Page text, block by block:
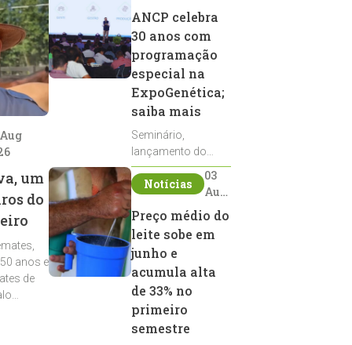
um
do
anos e
de
ANCP celebra
30 anos com
programação
especial na
ExpoGenética;
saiba mais
Seminário,
lançamento do
Sumário de Touros,
debates, podcast,
reprodutores e
homenagens
integram a
programação da
entidade durante a
ExpoGenética 2026
Notícias
03
Aug
2026
Preço médio do
leite sobe em
junho e
acumula alta
de 33% no
primeiro
semestre